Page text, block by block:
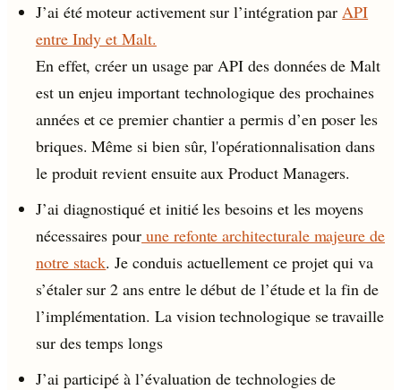
J’ai été moteur activement sur l’intégration parAPI
entre Indy et Malt.
En effet, créer un usage par API des données de Malt
est un enjeu important technologique des prochaines
années et ce premier chantier a permis d’en poser les
briques. Même si bien sûr, l'opérationnalisation dans
le produit revient ensuite aux Product Managers.
J’ai diagnostiqué et initié les besoins et les moyens
nécessaires pour une refonte architecturale majeure de
notre stack. Je conduis actuellement ce projet qui va
s’étaler sur 2 ans entre le début de l’étude et la fin de
l’implémentation. La vision technologique se travaille
sur des temps longs
J’ai participé à l’évaluation de technologies de